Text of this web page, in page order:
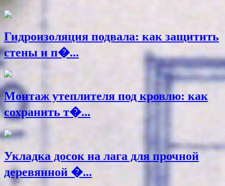
Гидроизоляция подвала: как защитить
стены и п�...
Монтаж утеплителя под кровлю: как
сохранить т�...
Укладка досок на лага для прочной
деревянной �...